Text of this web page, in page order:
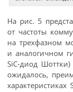
На рис. 5
от частоты
на трехфазном
и аналогичном
SiC-диод
ожидалось,
характеристиках